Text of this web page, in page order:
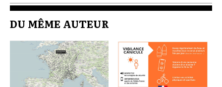
DU MÊME AUTEUR